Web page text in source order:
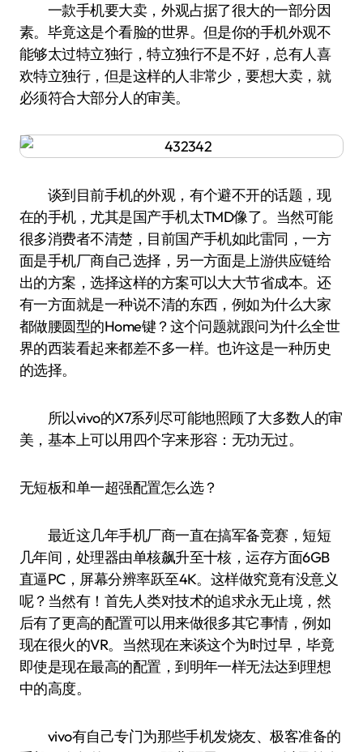
一款手机要大卖，外观占据了很大的一部分因
素。毕竟这是个看脸的世界。但是你的手机外观不
能够太过特立独行，特立独行不是不好，总有人喜
欢特立独行，但是这样的人非常少，要想大卖，就
必须符合大部分人的审美。
谈到目前手机的外观，有个避不开的话题，现
在的手机，尤其是国产手机太TMD像了。当然可能
很多消费者不清楚，目前国产手机如此雷同，一方
面是手机厂商自己选择，另一方面是上游供应链给
出的方案，选择这样的方案可以大大节省成本。还
有一方面就是一种说不清的东西，例如为什么大家
都做腰圆型的Home键？这个问题就跟问为什么全世
界的西装看起来都差不多一样。也许这是一种历史
的选择。
所以vivo的X7系列尽可能地照顾了大多数人的审
美，基本上可以用四个字来形容：无功无过。
无短板和单一超强配置怎么选？
最近这几年手机厂商一直在搞军备竞赛，短短
几年间，处理器由单核飙升至十核，运存方面6GB
直逼PC，屏幕分辨率跃至4K。这样做究竟有没意义
呢？当然有！首先人类对技术的追求永无止境，然
后有了更高的配置可以用来做很多其它事情，例如
现在很火的VR。当然现在来谈这个为时过早，毕竟
即使是现在最高的配置，到明年一样无法达到理想
中的高度。
vivo有自己专门为那些手机发烧友、极客准备的